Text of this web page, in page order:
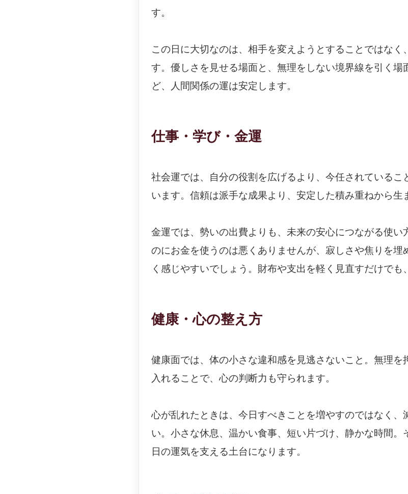
す。
この日に大切なのは、相手を変えようとすることではな
す。優しさを見せる場面と、無理をしない境界線を引く場
ど、人間関係の運は安定します。
仕事・学び・金運
社会運では、自分の役割を広げるより、今任されているこ
います。信頼は派手な成果より、安定した積み重ねから生
金運では、勢いの出費よりも、未来の安心につながる使い
のにお金を使うのは悪くありませんが、寂しさや焦りを埋
く感じやすいでしょう。財布や支出を軽く見直すだけでも
健康・心の整え方
健康面では、体の小さな違和感を見逃さないこと。無理を
入れることで、心の判断力も守られます。
心が乱れたときは、今日すべきことを増やすのではなく、
い。小さな休息、温かい食事、短い片づけ、静かな時間。
日の運気を支える土台になります。